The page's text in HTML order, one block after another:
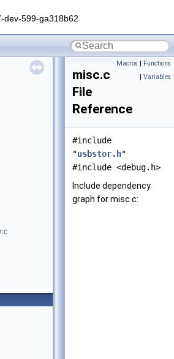
dev-599-ga318b62
Macros | Functions
| Variables
misc.c
File
Reference
#include
"usbstor.h"
#include <debug.h>
Include dependency
graph for misc.c: